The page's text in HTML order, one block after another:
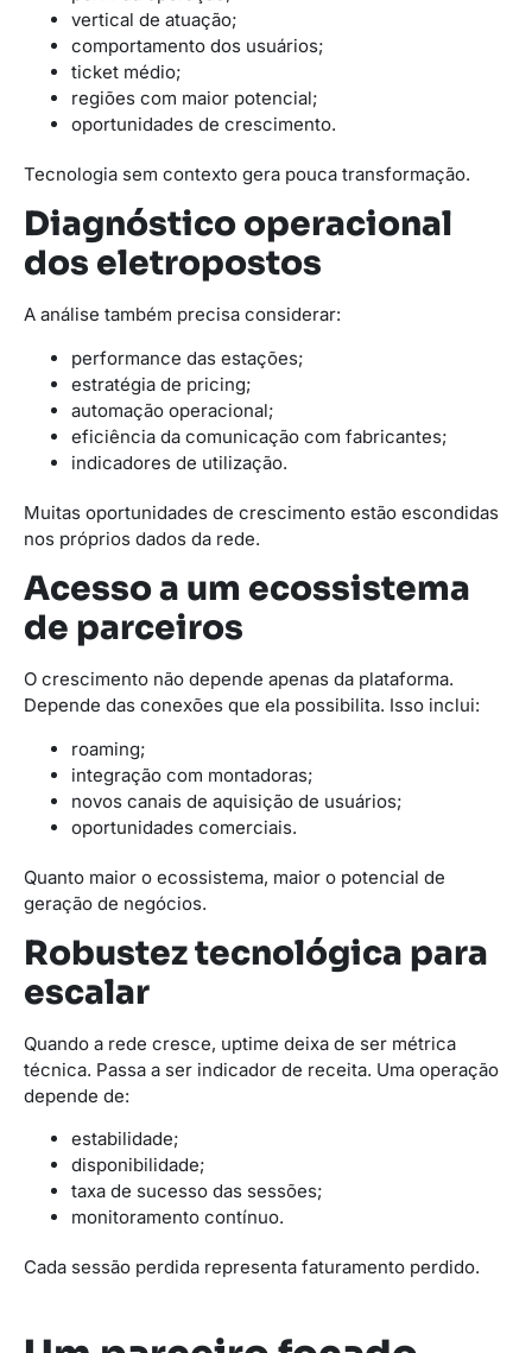
vertical de atuação;
comportamento dos usuários;
ticket médio;
regiões com maior potencial;
oportunidades de crescimento.
Tecnologia sem contexto gera pouca transformação.
Diagnóstico operacional
dos eletropostos
A análise também precisa considerar:
performance das estações;
estratégia de pricing;
automação operacional;
eficiência da comunicação com fabricantes;
indicadores de utilização.
Muitas oportunidades de crescimento estão escondidas
nos próprios dados da rede.
Acesso a um ecossistema
de parceiros
O crescimento não depende apenas da plataforma.
Depende das conexões que ela possibilita. Isso inclui:
roaming;
integração com montadoras;
novos canais de aquisição de usuários;
oportunidades comerciais.
Quanto maior o ecossistema, maior o potencial de
geração de negócios.
Robustez tecnológica para
escalar
Quando a rede cresce, uptime deixa de ser métrica
técnica. Passa a ser indicador de receita. Uma operação
depende de:
estabilidade;
disponibilidade;
taxa de sucesso das sessões;
monitoramento contínuo.
Cada sessão perdida representa faturamento perdido.